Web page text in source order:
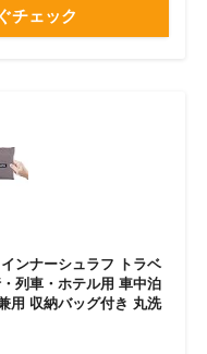
チェック
ンナーシュラフ トラベ
列車・ホテル用 車中泊
用 収納バッグ付き 丸洗